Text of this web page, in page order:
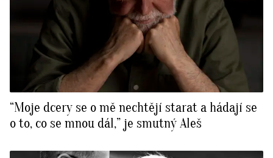
“Moje dcery se o mě nechtějí starat a hádají se
o to, co se mnou dál,” je smutný Aleš